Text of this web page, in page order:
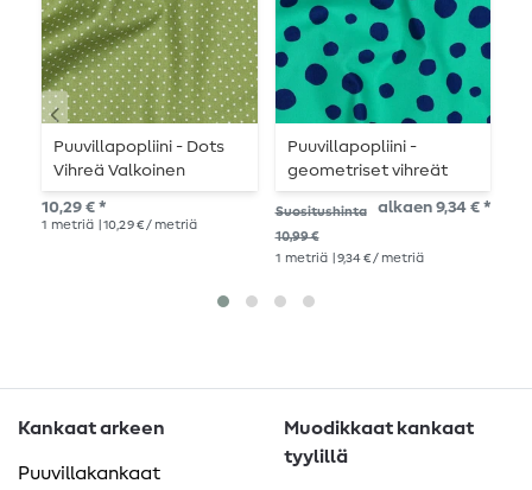
Puuvillapopliini - Dots
Vihreä Valkoinen
10,29 € *
1 metriä | 10,29 € / metriä
Puuvillapopliini -
geometriset vihreät
pilkut
Suositushinta
10,99 €
alkaen 9,34 € *
1 metriä | 9,34 € / metriä
Kankaat arkeen
Puuvillakankaat
Muodikkaat kankaat
tyylillä